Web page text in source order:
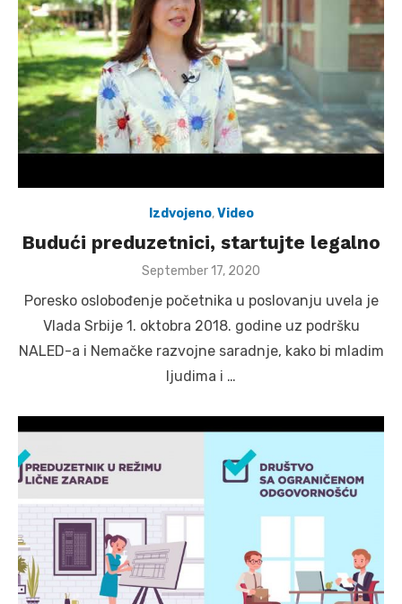
Izdvojeno,Video
Budući preduzetnici, startujte legalno
Posted
September 17, 2020
Poresko oslobođenje početnika u poslovanju uvela je
Vlada Srbije 1. oktobra 2018. godine uz podršku
NALED-a i Nemačke razvojne saradnje, kako bi mladim
ljudima i …